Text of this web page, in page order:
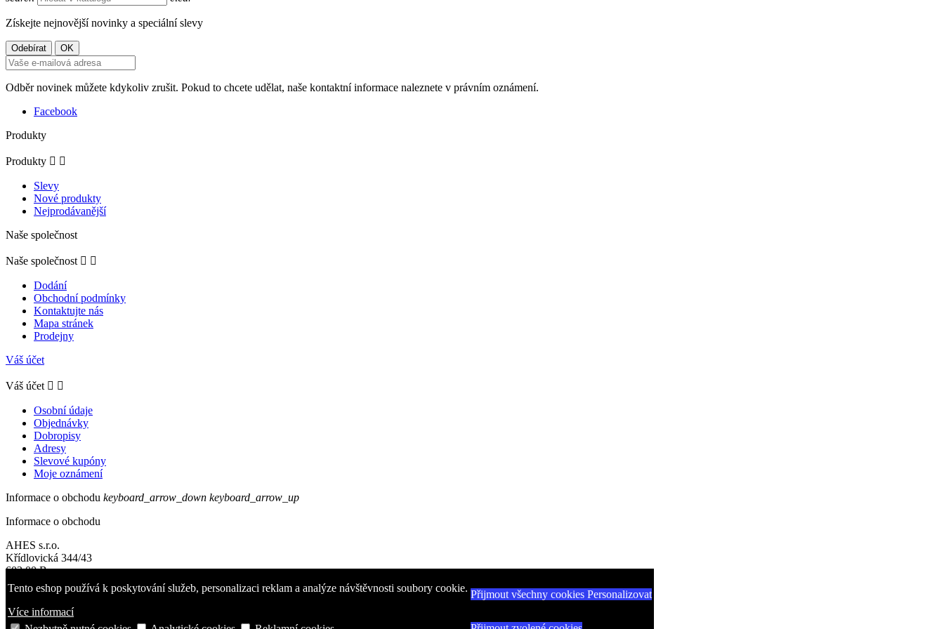
Tento eshop používá k poskytování služeb, personalizaci reklam a analýze návštěvnosti soubory cookie.
Více informací
Přijmout všechny cookies Personalizovat
Získejte nejnovější novinky a speciální slevy
Odběr novinek můžete kdykoliv zrušit. Pokud to chcete udělat, naše kontaktní informace naleznete v právním oznámení.
Facebook
Produkty
Produkty  
Slevy
Nové produkty
Nejprodávanější
Naše společnost
Naše společnost  
Dodání
Obchodní podmínky
Kontaktujte nás
Mapa stránek
Prodejny
Váš účet
Váš účet  
Osobní údaje
Objednávky
Dobropisy
Adresy
Slevové kupóny
Moje oznámení
Informace o obchodu keyboard_arrow_down keyboard_arrow_up
Informace o obchodu
AHES s.r.o.
Křídlovická 344/43
603 00 Brno
Czech Republic
Zavolejte nám:+420 724090595
© 2026 - AHES s.r.o.